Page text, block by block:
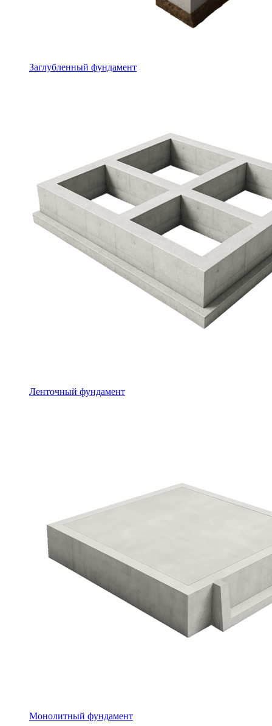
Заглубленный фундамент
Ленточный фундамент
Монолитный фундамент